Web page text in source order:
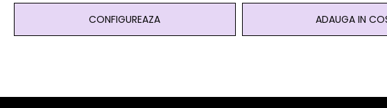
CONFIGUREAZA ADAUGA IN